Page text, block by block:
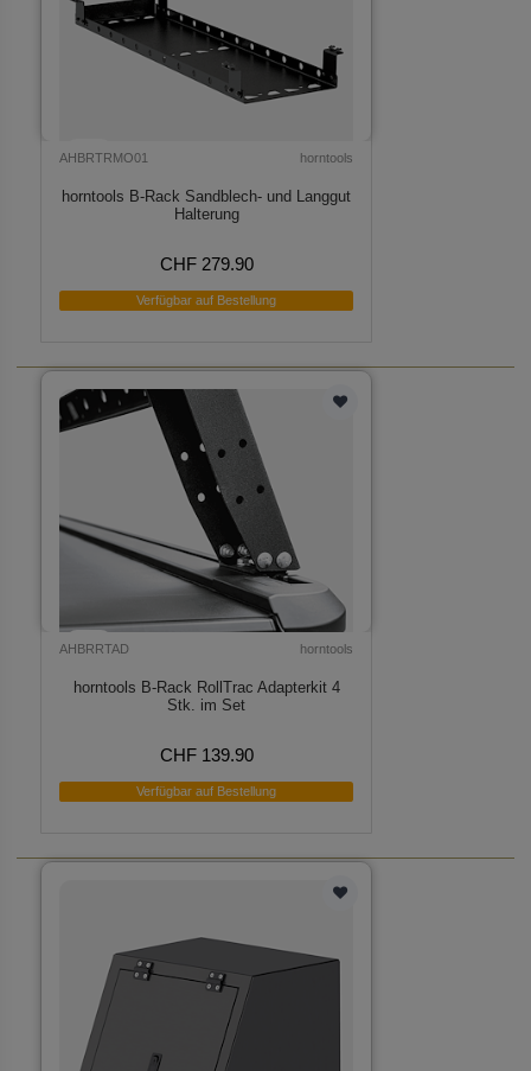
AHBRTRMO01 horntools
horntools B-Rack Sandblech- und Langgut
Halterung
CHF 279.90
Verfügbar auf Bestellung
AHBRRTAD horntools
horntools B-Rack RollTrac Adapterkit 4
Stk. im Set
CHF 139.90
Verfügbar auf Bestellung